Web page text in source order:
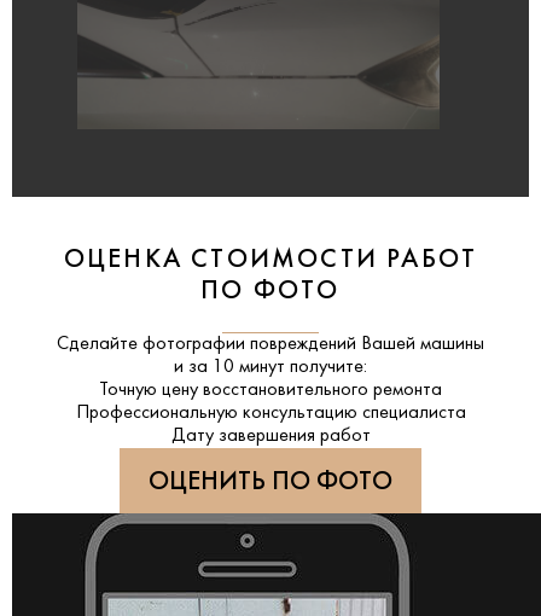
ОЦЕНКА СТОИМОСТИ РАБОТ
ПО ФОТО
Сделайте фотографии повреждений Вашей машины
и за 10 минут получите:
Точную цену восстановительного ремонта
Профессиональную консультацию специалиста
Дату завершения работ
ОЦЕНИТЬ ПО ФОТО